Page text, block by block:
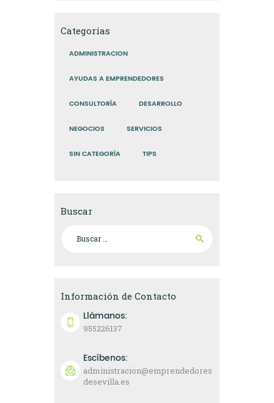
Categorías
ADMINISTRACION
AYUDAS A EMPRENDEDORES
CONSULTORÍA DESARROLLO
NEGOCIOS SERVICIOS
SIN CATEGORÍA TIPS
Buscar
Información de Contacto
Llámanos:
955226137
Escíbenos:
administracion@emprendedores
desevilla.es